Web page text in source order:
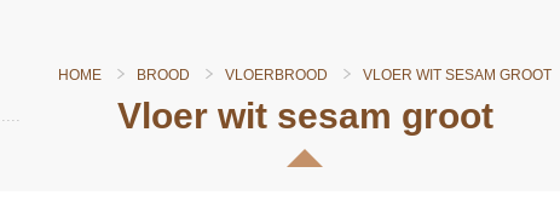
HOME BROOD VLOERBROOD VLOER WIT SESAM GROOT
Vloer wit sesam groot